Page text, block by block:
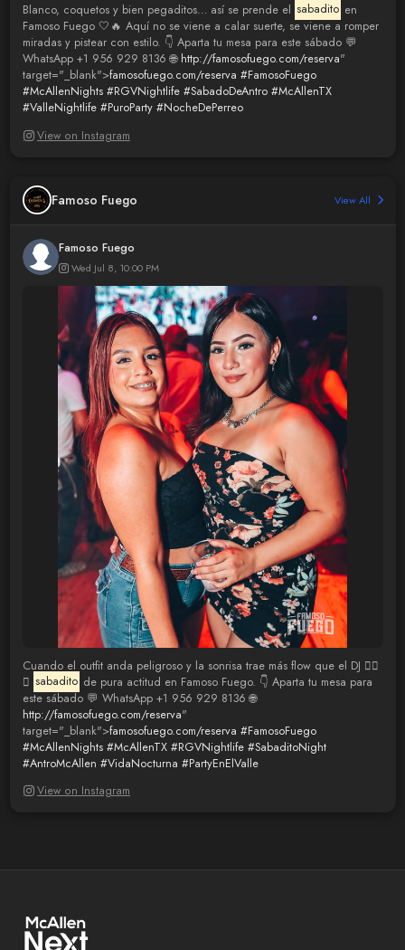
Blanco, coquetos y bien pegaditos… así se prende el sabadito en
Famoso Fuego 🤍🔥 Aquí no se viene a calar suerte, se viene a romper
miradas y pistear con estilo. 👇 Aparta tu mesa para este sábado 💬
WhatsApp +1 956 929 8136 🌐 http://famosofuego.com/reserva"
target="_blank">famosofuego.com/reserva #FamosoFuego
#McAllenNights #RGVNightlife #SabadoDeAntro #McAllenTX
#ValleNightlife #PuroParty #NocheDePerreo
View on Instagram
Famoso Fuego View All
Famoso Fuego
Wed Jul 8, 10:00 PM
Cuando el outfit anda peligroso y la sonrisa trae más flow que el DJ 😮‍💨
🔥 sabadito de pura actitud en Famoso Fuego. 👇 Aparta tu mesa para
este sábado 💬 WhatsApp +1 956 929 8136 🌐
http://famosofuego.com/reserva"
target="_blank">famosofuego.com/reserva #FamosoFuego
#McAllenNights #McAllenTX #RGVNightlife #SabaditoNight
#AntroMcAllen #VidaNocturna #PartyEnElValle
View on Instagram